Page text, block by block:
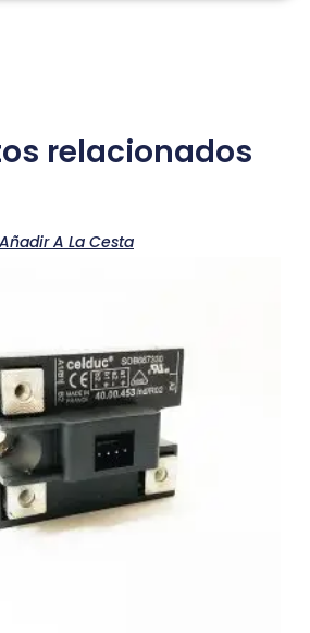
relacionados
Añadir A La Cesta